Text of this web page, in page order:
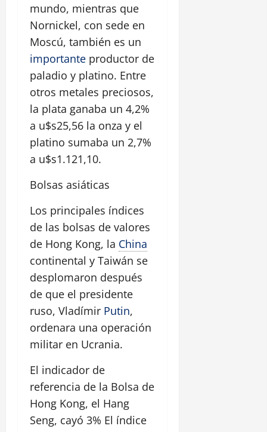
mundo, mientras que
Nornickel, con sede en
Moscú, también es un
importante productor de
paladio y platino. Entre
otros metales preciosos,
la plata ganaba un 4,2%
a u$s25,56 la onza y el
platino sumaba un 2,7%
a u$s1.121,10.
Bolsas asiáticas
Los principales índices
de las bolsas de valores
de Hong Kong, la China
continental y Taiwán se
desplomaron después
de que el presidente
ruso, Vladímir Putin,
ordenara una operación
militar en Ucrania.
El indicador de
referencia de la Bolsa de
Hong Kong, el Hang
Seng, cayó 3% El índice